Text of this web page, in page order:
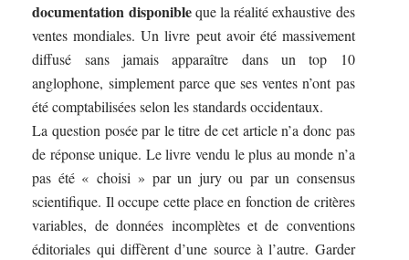
documentation disponibleque la réalité exhaustive des
ventes mondiales. Un livre peut avoir été massivement
diffusé sans jamais apparaître dans un top 10
anglophone, simplement parce que ses ventes n’ont pas
été comptabilisées selon les standards occidentaux.
La question posée par le titre de cet article n’a donc pas
de réponse unique. Le livre vendu le plus au monde n’a
pas été « choisi » par un jury ou par un consensus
scientifique. Il occupe cette place en fonction de critères
variables, de données incomplètes et de conventions
éditoriales qui diffèrent d’une source à l’autre. Garder